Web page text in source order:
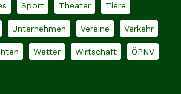
Sport Theater Tiere
Unternehmen Vereine Verkehr
Wetter Wirtschaft ÖPNV